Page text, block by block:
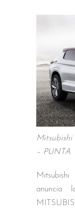
– PUNTA
anuncia